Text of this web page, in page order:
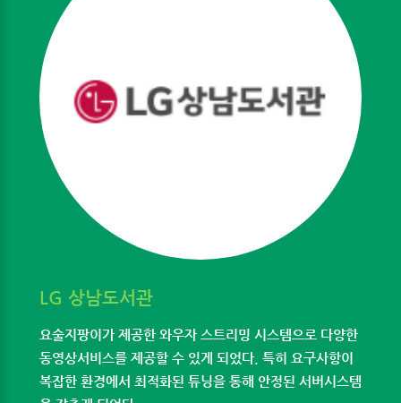
LG 상남도서관
요술지팡이가 제공한 와우자 스트리밍 시스템으로 다양한
동영상서비스를 제공할 수 있게 되었다. 특히 요구사항이
복잡한 환경에서 최적화된 튜닝을 통해 안정된 서버시스템